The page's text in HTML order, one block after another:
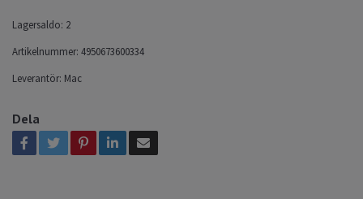
Lagersaldo: 2
Artikelnummer: 4950673600334
Leverantör: Mac
Dela